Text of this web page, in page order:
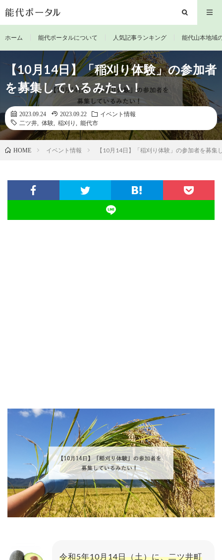
ホーム 能代ポータルについて 人気記事ランキング 能代山本地域
【10月14日】「稲刈り体験」の参加者
を募集しているみたい！
2023.09.24 2023.09.22
イベント情報
二ツ井
体験 稲刈り 能代市
HOME イベント情報 【10月14日】「稲刈り体験」の参加者を募集
令和5年10月14日（土）に、二ツ井町